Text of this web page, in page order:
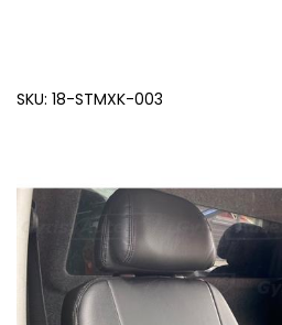
SKU: 18-STMXK-003